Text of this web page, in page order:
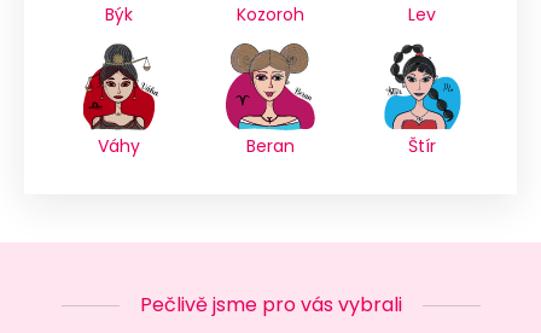
Býk Kozoroh Lev
Váhy Beran Štír
Pečlivě jsme pro vás vybrali